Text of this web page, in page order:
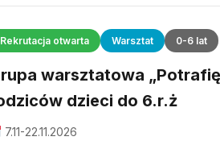
Rekrutacja otwarta Warsztat 0-6 lat
warsztatowa
dzieci do 6.r.ż
7.11-22.11.2026